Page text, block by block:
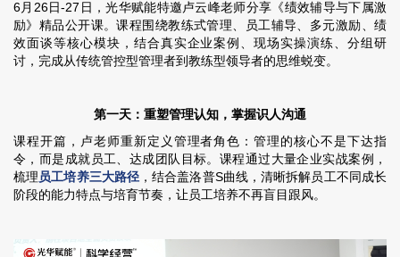
6月26日-27日，光华赋能特邀卢云峰老师分享《绩效辅导与下属激
励》精品公开课。课程围绕教练式管理、员工辅导、多元激励、绩
效面谈等核心模块，结合真实企业案例、现场实操演练、分组研
讨，完成从传统管控型管理者到教练型领导者的思维蜕变。
第一天：重塑管理认知，掌握识人沟通
课程开篇，卢老师重新定义管理者角色：管理的核心不是下达指
令，而是成就员工、达成团队目标。课程通过大量企业实战案例，
梳理员工培养三大路径 ，结合盖洛普S曲线，清晰拆解员工不同成长
阶段的能力特点与培育节奏，让员工培养不再盲目跟风。